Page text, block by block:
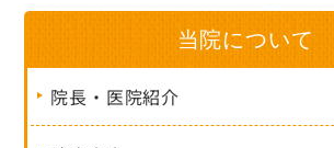
当院について
院長・医院紹介